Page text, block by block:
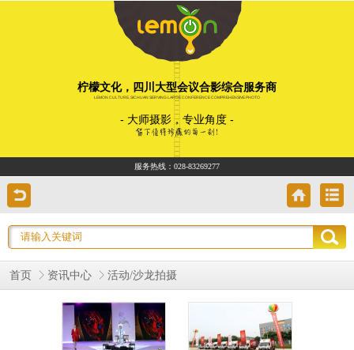
柠檬文化，四川大型会议合影综合服务商
LEMON CULTURE, SICHUAN SERVING LARGE CONFERENCE COMPREHENSIVE PHOTO
- 大师摄影，专业角度 -
服务热线： 028-83269277
首页 资讯中心 活动/沙龙拍摄